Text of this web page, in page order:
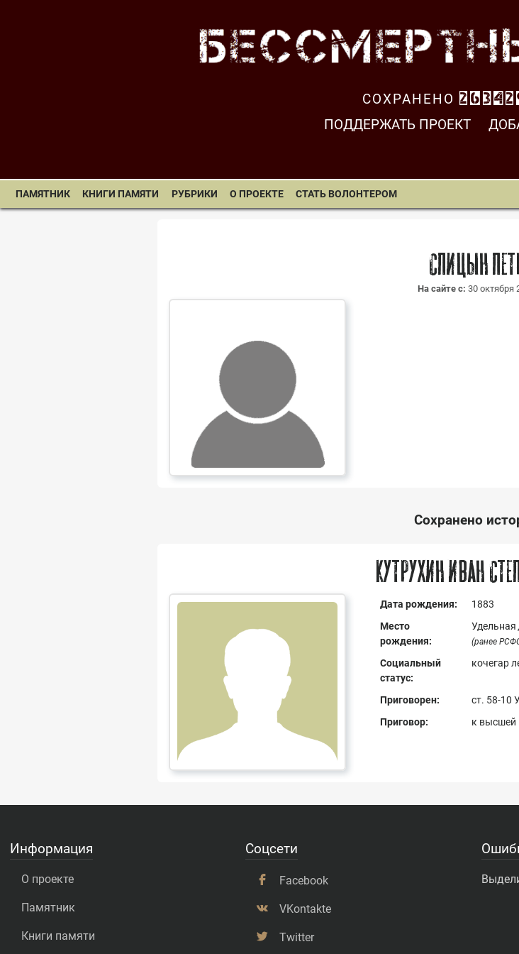
СОХРАНЕНО
ПОДДЕРЖАТЬ ПРОЕКТ
ПАМЯТНИК КНИГИ ПАМЯТИ РУБРИКИ О ПРОЕКТЕ СТАТЬ ВОЛОНТЕРОМ
Спицын
На сайте с: 30 октября
Сохранено
Кутрухин Иван
Дата рождения:
1883
Место
рождения:
Удельная
(ранее
Социальный
статус:
кочегар
Приговорен:
ст. 58-10
Приговор:
к высшей
Информация
О проекте
Памятник
Книги памяти
Соцсети
Facebook
VKontakte
Twitter